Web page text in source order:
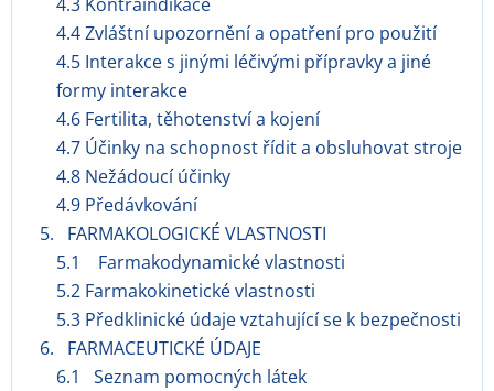
4.4 Zvláštní upozornění a opatření pro použití
4.5 Interakce s jinými léčivými přípravky a jiné
formy interakce
4.6 Fertilita, těhotenství a kojení
4.7 Účinky na schopnost řídit a obsluhovat stroje
4.8 Nežádoucí účinky
4.9 Předávkování
5. FARMAKOLOGICKÉ VLASTNOSTI
5.1 Farmakodynamické vlastnosti
5.2 Farmakokinetické vlastnosti
5.3 Předklinické údaje vztahující se k bezpečnosti
6. FARMACEUTICKÉ ÚDAJE
6.1 Seznam pomocných látek